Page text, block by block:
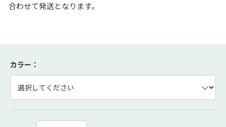
合わせて発送となります。
カラー ：